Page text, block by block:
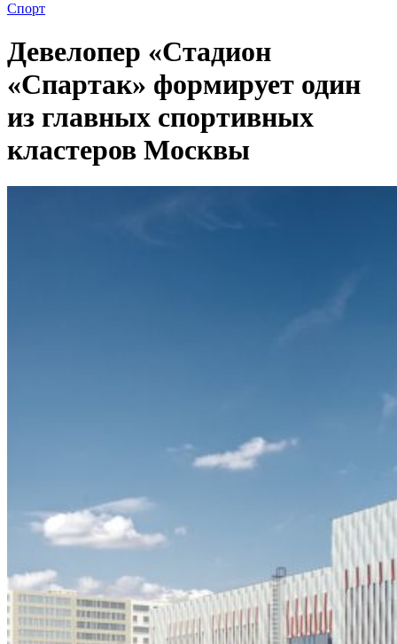
Спорт
Девелопер «Стадион
«Спартак» формирует один
из главных спортивных
кластеров Москвы